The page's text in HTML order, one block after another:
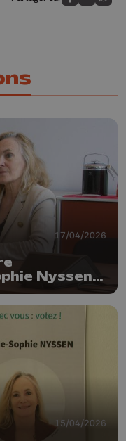
Partagez sur
Partagez
17/04/2026
Nyssen
15/04/2026